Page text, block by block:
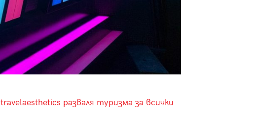
разваля туризма за всички